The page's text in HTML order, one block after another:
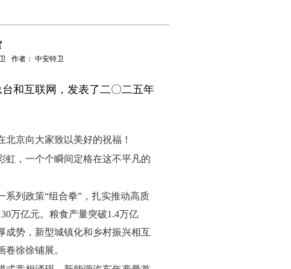
作者： 中安特卫
和互联网，发表了二〇二五年
京向大家致以美好的祝福！
虹，一个个瞬间定格在这不平凡的
列政策“组合拳”，扎实推动高质
万亿元。粮食产量突破1.4万亿
成势，新型城镇化和乡村振兴相互
徐徐铺展。